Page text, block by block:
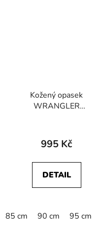
Kožený opasek
WRANGLER
995 Kč
DETAIL
85 cm 90 cm 95 cm